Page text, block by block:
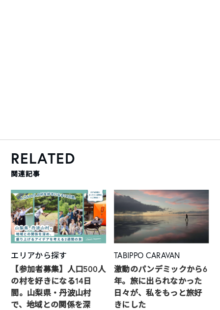
RELATED
関連記事
エリアから探す
【参加者募集】人口500人
の村を好きになる14日
間。山梨県・丹波山村
で、地域との関係を深
TABIPPO CARAVAN
激動のパンデミックから6
年。旅に出られなかった
日々が、私をもっと旅好
きにした